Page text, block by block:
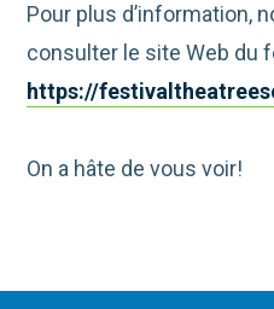
Pour plus d’information,
consulter le site Web du
https://
On a hâte de vous voir!